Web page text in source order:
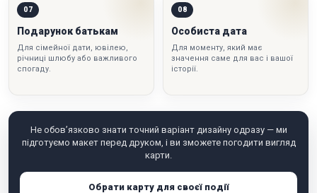
07
Подарунок батькам
Для сімейної дати, ювілею,
річниці шлюбу або важливого
спогаду.
08
Особиста дата
Для моменту, який має
значення саме для вас і вашої
історії.
Не обов’язково знати точний варіант дизайну одразу — ми
підготуємо макет перед друком, і ви зможете погодити вигляд
карти.
Обрати карту для своєї події